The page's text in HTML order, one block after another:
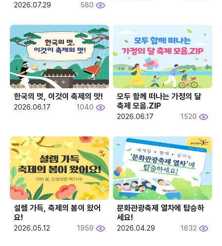
2026.07.29 580
한국의 멋, 이것이 축제의 맛!
2026.06.17 1040
모두 함께 떠나는 가정의 달
축제 모음.ZIP
2026.06.17 1520
설렘 가득, 축제의 봄이 왔어
요!
2026.05.12 1959
문화관광축제 열차에 탑승하
세요!
2026.04.29 1632